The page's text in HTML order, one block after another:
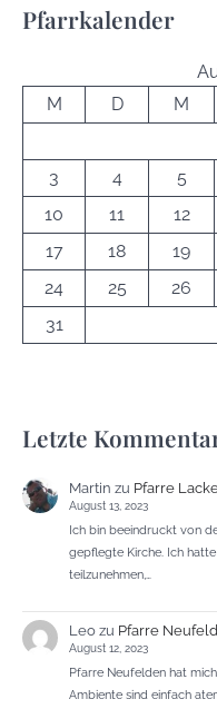
Pfarrkalender
M
D M
3
4 5
10
11 12
17
18 19
24
25 26
31
Letzte
Martin zu Pfarre
August 13, 2023
Ich bin beeindruckt von
gepflegte Kirche. Ich
teilzunehmen,…
Leozu Pfarre
August 12, 2023
Pfarre Neufelden hat
Ambiente sind einfach